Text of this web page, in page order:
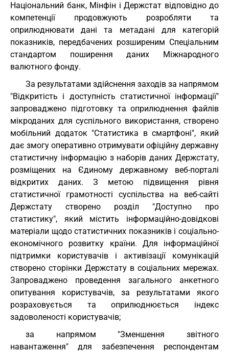
Національний банк, Мінфін і Держстат відповідно до
компетенції продовжують розробляти та
оприлюднювати дані та метадані для категорій
показників, передбачених розширеним Спеціальним
стандартом поширення даних Міжнародного
валютного фонду.
За результатами здійснення заходів за напрямом
"Відкритість і доступність статистичної інформації"
запроваджено підготовку та оприлюднення файлів
мікроданих для суспільного використання, створено
мобільний додаток "Статистика в смартфоні", який
дає змогу оперативно отримувати офіційну державну
статистичну інформацію з наборів даних Держстату,
розміщених на Єдиному державному веб-порталі
відкритих даних. З метою підвищення рівня
статистичної грамотності суспільства на веб-сайті
Держстату створено розділ "Доступно про
статистику", який містить інформаційно-довідкові
матеріали щодо статистичних показників і соціально-
економічного розвитку країни. Для інформаційної
підтримки користувачів і активізації комунікацій
створено сторінки Держстату в соціальних мережах.
Запроваджено проведення загального анкетного
опитування користувачів, за результатами якого
розраховується та оприлюднюється індекс
задоволеності користувачів;
за напрямом "Зменшення звітного
навантаження" для забезпечення респондентам